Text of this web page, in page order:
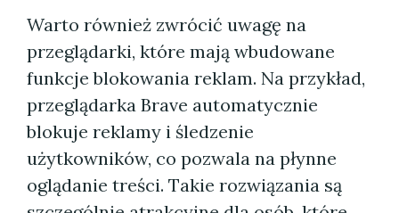
Warto również zwrócić uwagę na
przeglądarki, które mają wbudowane
funkcje blokowania reklam. Na przykład,
przeglądarka Brave automatycznie
blokuje reklamy i śledzenie
użytkowników, co pozwala na płynne
oglądanie treści. Takie rozwiązania są